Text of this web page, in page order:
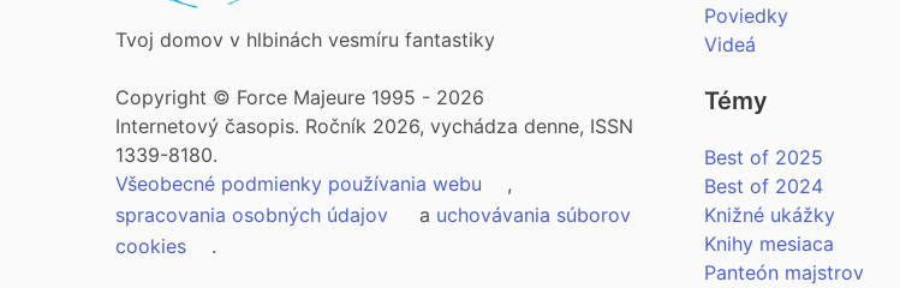
Tvoj domov v hlbinách vesmíru fantastiky
Copyright © Force Majeure 1995 - 2026
Internetový časopis. Ročník 2026, vychádza denne, ISSN
1339-8180.
Všeobecné podmienky používania webu
,
spracovania osobných údajov
a uchovávania súborov
cookies
.
Poviedky
Videá
Témy
Best of 2025
Best of 2024
Knižné ukážky
Knihy mesiaca
Panteón majstrov